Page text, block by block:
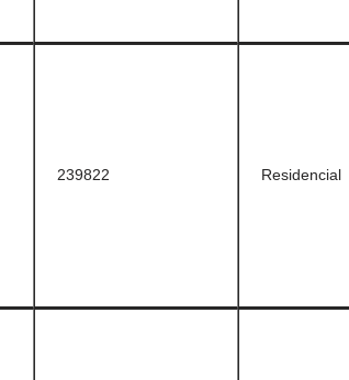
239822 Residencial